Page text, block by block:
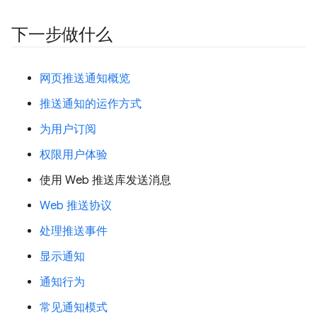
下一步做什么
网页推送通知概览
推送通知的运作方式
为用户订阅
权限用户体验
使用 Web 推送库发送消息
Web 推送协议
处理推送事件
显示通知
通知行为
常见通知模式